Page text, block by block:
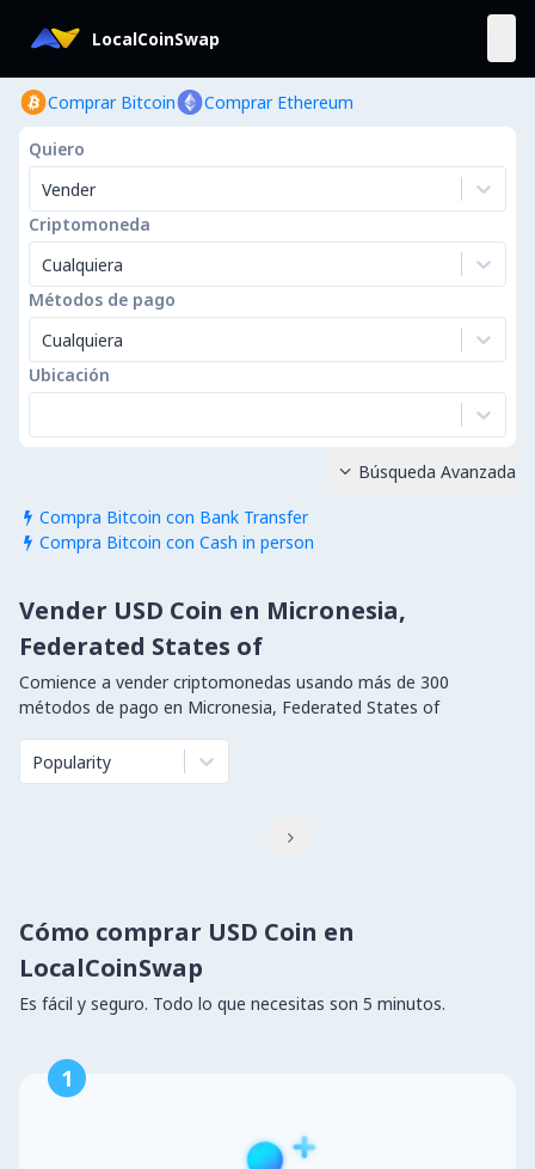
LocalCoinSwap
Comprar Bitcoin Comprar Ethereum
Quiero
Vender
Criptomoneda
Cualquiera
Métodos de pago
Cualquiera
Ubicación
 Compra Bitcoin con Bank Transfer
 Compra Bitcoin con Cash in person
 Búsqueda Avanzada
Vender USD Coin en Micronesia,
Federated States of
Comience a vender criptomonedas usando más de 300
métodos de pago en Micronesia, Federated States of
Popularity

Cómo comprar USD Coin en
LocalCoinSwap
Es fácil y seguro. Todo lo que necesitas son 5 minutos.
1